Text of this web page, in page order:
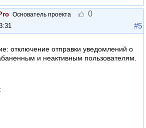
Основатель проекта 0
#5
отключение отправки уведомлений о
и неактивным пользователям.